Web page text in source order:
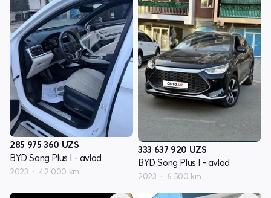
285 975 360 UZS
BYD Song Plus I - avlod
2023 42 000 km
333 637 920 UZS
BYD Song Plus I - avlod
2023 6 500 km